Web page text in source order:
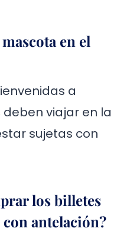
en el
a
viajar en la
sujetas con
los billetes
antelación?